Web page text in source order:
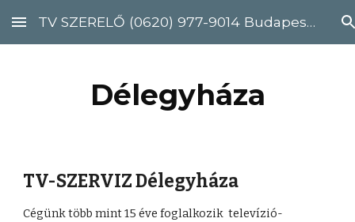
Skip to main content Skip to navigation
TV SZERELŐ (0620) 977-9014 Budapest, Pest megye
Délegyháza
TV-SZERVIZ Délegyháza
Cégünk több mint 15 éve foglalkozik  televízió-